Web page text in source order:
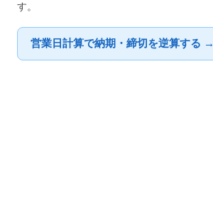
す。
営業日計算で納期・締切を逆算する →